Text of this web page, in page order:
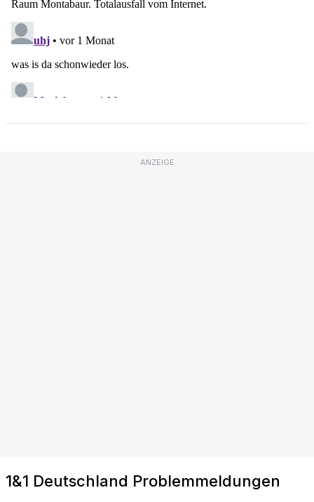
ANZEIGE
1&1 Deutschland Problemmeldungen